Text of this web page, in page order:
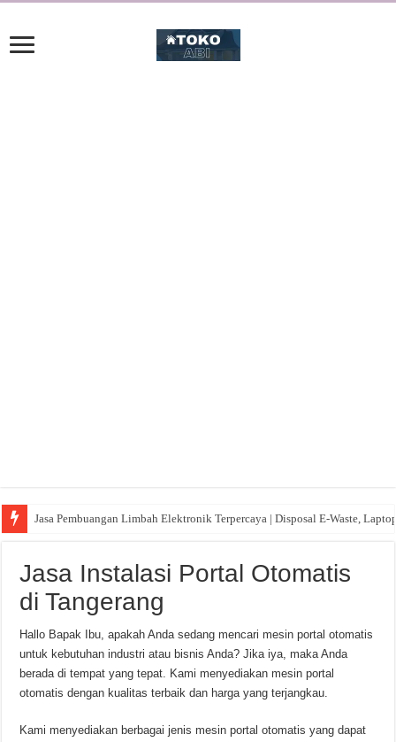
Jasa Pembuangan Limbah Elektronik Terpercaya | Disposal E-Waste,
Jasa Instalasi Portal Otomatis
di Tangerang
Hallo Bapak Ibu, apakah Anda sedang mencari mesin portal otomatis
untuk kebutuhan industri atau bisnis Anda? Jika iya, maka Anda
berada di tempat yang tepat. Kami menyediakan mesin portal
otomatis dengan kualitas terbaik dan harga yang terjangkau.
Kami menyediakan berbagai jenis mesin portal otomatis yang dapat